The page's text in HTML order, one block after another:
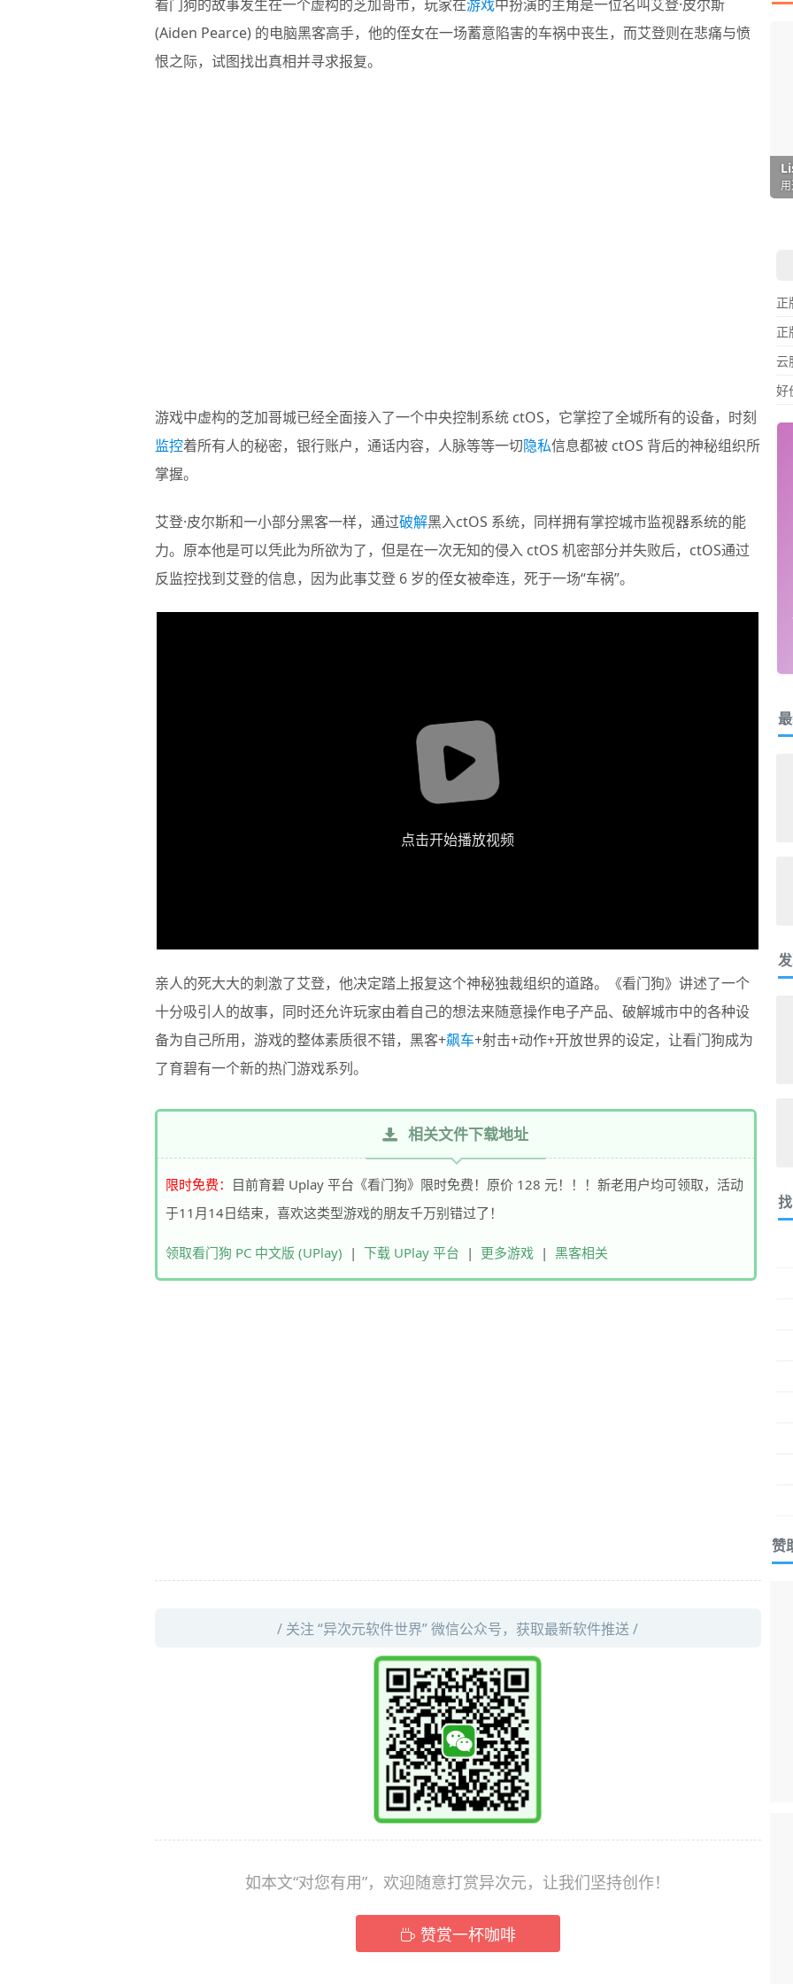
看门狗的故事发生在一个虚构的芝加哥市，玩家在游戏中扮演的主角是一位名叫艾登·皮尔斯
(Aiden Pearce) 的电脑黑客高手，他的侄女在一场蓄意陷害的车祸中丧生，而艾登则在悲痛与愤
恨之际，试图找出真相并寻求报复。
游戏中虚构的芝加哥城已经全面接入了一个中央控制系统 ctOS，它掌控了全城所有的设备，时刻
监控着所有人的秘密，银行账户，通话内容，人脉等等一切隐私信息都被 ctOS 背后的神秘组织所
掌握。
艾登·皮尔斯和一小部分黑客一样，通过破解黑入ctOS 系统，同样拥有掌控城市监视器系统的能
力。原本他是可以凭此为所欲为了，但是在一次无知的侵入 ctOS 机密部分并失败后，ctOS通过
反监控找到艾登的信息，因为此事艾登 6 岁的侄女被牵连，死于一场“车祸”。
点击开始播放视频
亲人的死大大的刺激了艾登，他决定踏上报复这个神秘独裁组织的道路。《看门狗》讲述了一个
十分吸引人的故事，同时还允许玩家由着自己的想法来随意操作电子产品、破解城市中的各种设
备为自己所用，游戏的整体素质很不错，黑客+飙车+射击+动作+开放世界的设定，让看门狗成为
了育碧有一个新的热门游戏系列。
相关文件下载地址
限时免费： 目前育碧 Uplay 平台《看门狗》限时免费！原价 128 元！！！新老用户均可领取，活动
于11月14日结束，喜欢这类型游戏的朋友千万别错过了！
领取看门狗 PC 中文版 (UPlay) | 下载 UPlay 平台 | 更多游戏| 黑客相关
/ 关注 “异次元软件世界” 微信公众号，获取最新软件推送 /
如本文“对您有用”，欢迎随意打赏异次元，让我们坚持创作！
赞赏一杯咖啡
正
正
云
好
赞